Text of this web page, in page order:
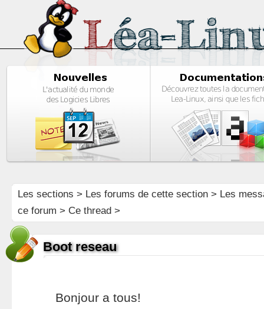
Les sections > Les forums de cette section> Les
ce forum > Ce thread >
Boot reseau
Bonjour a tous!